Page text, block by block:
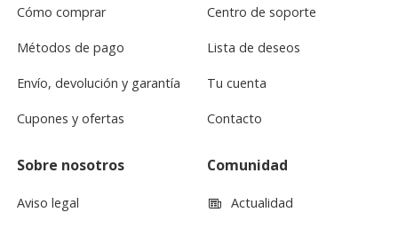
Cómo comprar
Métodos de pago
Envío, devolución y garantía
Cupones y ofertas
Centro de soporte
Lista de deseos
Tu cuenta
Contacto
Sobre nosotros
Aviso legal
Comunidad
Actualidad